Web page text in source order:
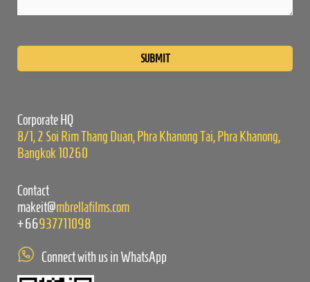
Corporate HQ
8/1, 2 Soi Rim Thang Duan, Phra Khanong Tai, Phra Khanong,
Bangkok 10260
Contact
makeit@mbrellafilms.com
+66937711098
Connect with us in WhatsApp